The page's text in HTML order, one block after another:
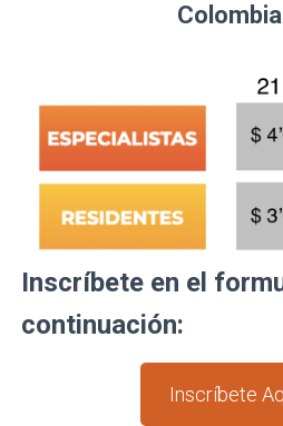
Inscríbete en el
continuación:
Inscríbete